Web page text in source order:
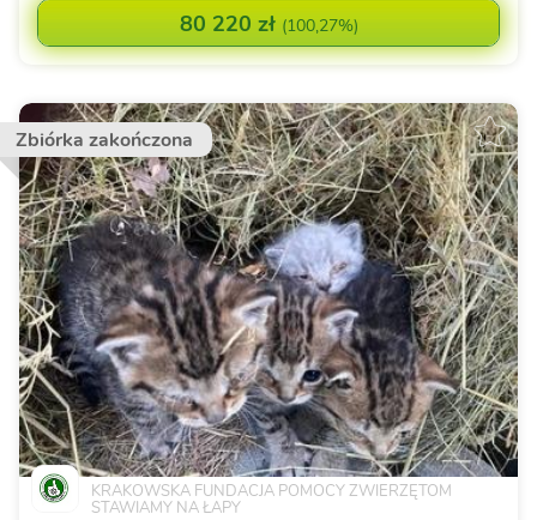
80 220 zł (100,27%)
Zbiórka zakończona
KRAKOWSKA FUNDACJA POMOCY ZWIERZĘTOM
STAWIAMY NA ŁAPY